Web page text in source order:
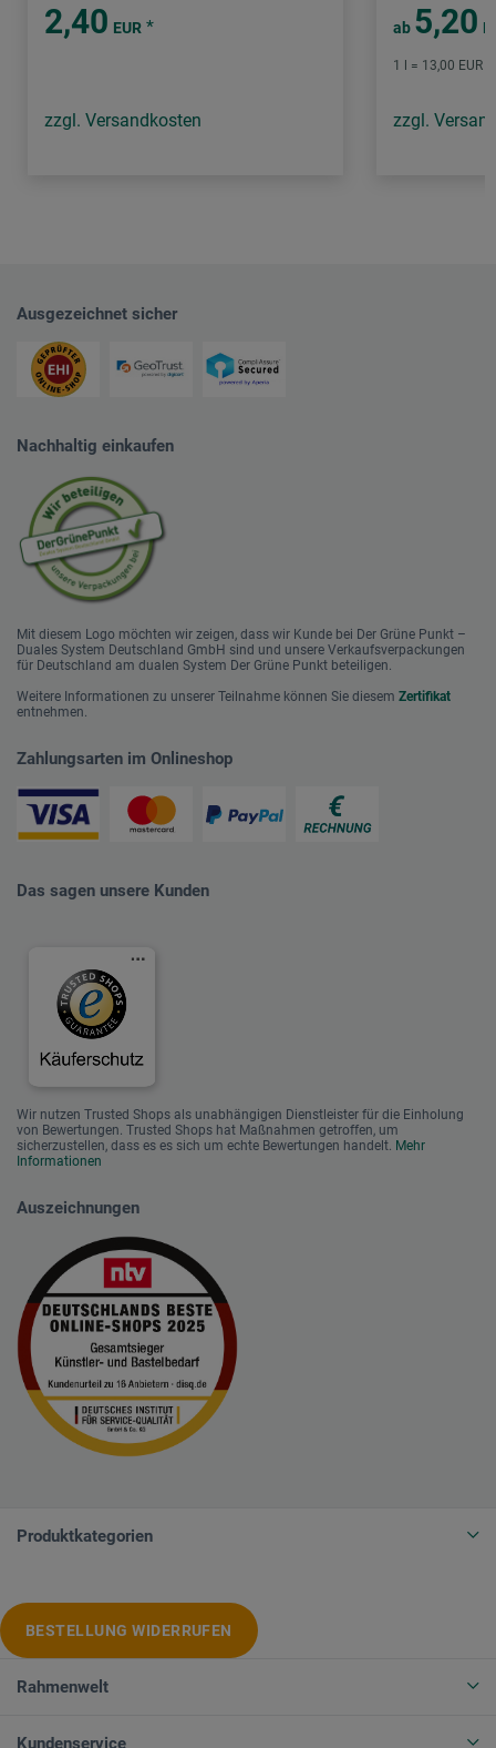
2,40 EUR *
zzgl. Versandkosten
ab 5,20
1 l = 13,00 EUR
zzgl.
Ausgezeichnet sicher
Nachhaltig einkaufen
Mit diesem Logo möchten wir zeigen, dass wir Kunde bei Der Grüne Punkt –
Duales System Deutschland GmbH sind und unsere Verkaufsverpackungen
für Deutschland am dualen System Der Grüne Punkt beteiligen.
Weitere Informationen zu unserer Teilnahme können Sie diesem Zertifikat
entnehmen.
Zahlungsarten im Onlineshop
Das sagen unsere Kunden
Wir nutzen Trusted Shops als unabhängigen Dienstleister für die Einholung
von Bewertungen. Trusted Shops hat Maßnahmen getroffen, um
sicherzustellen, dass es es sich um echte Bewertungen handelt. Mehr
Informationen
Auszeichnungen
Produktkategorien
BESTELLUNG WIDERRUFEN
Rahmenwelt
Kundenservice